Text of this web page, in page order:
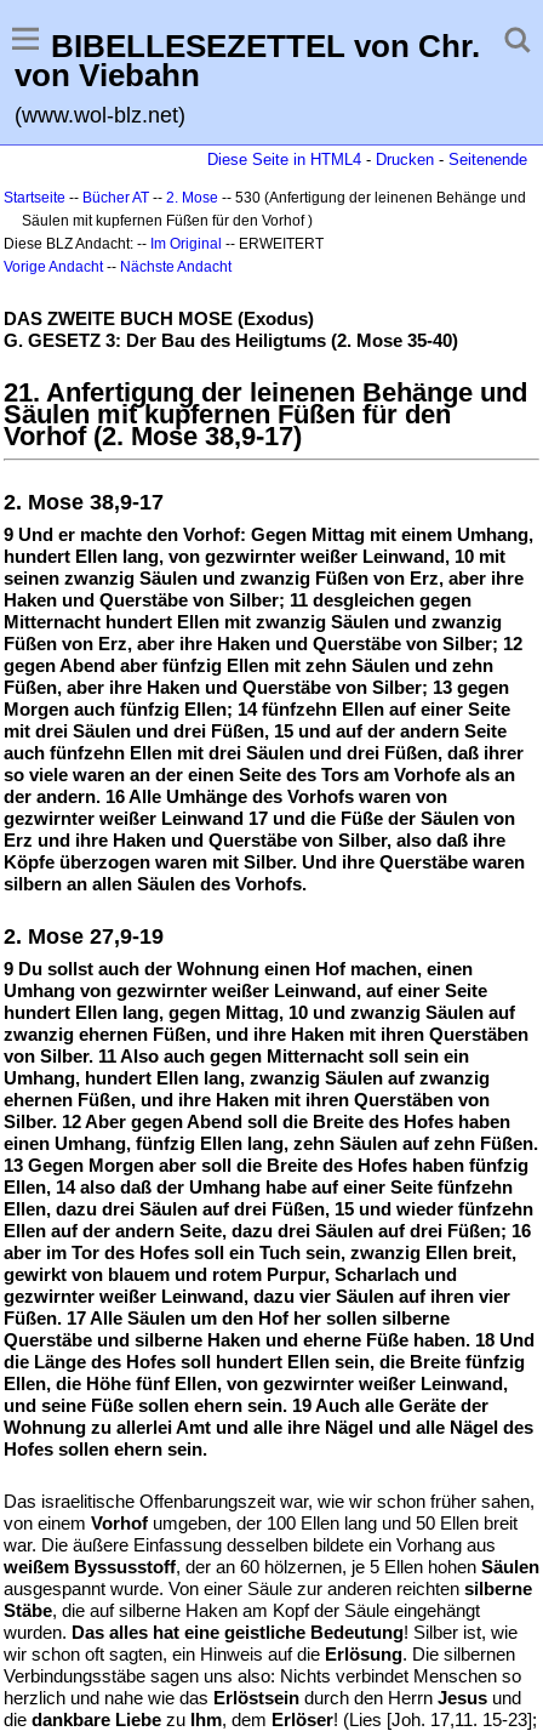
BIBELLESEZETTEL von Chr.
von Viebahn
(www.wol-blz.net)
Diese Seite in HTML4 - Drucken - Seitenende
Startseite -- Bücher AT -- 2. Mose -- 530 (Anfertigung der leinenen Behänge und
Säulen mit kupfernen Füßen für den Vorhof )
Diese BLZ Andacht: -- Im Original -- ERWEITERT
Vorige Andacht-- Nächste Andacht
DAS ZWEITE BUCH MOSE (Exodus)
G. GESETZ 3: Der Bau des Heiligtums (2. Mose 35-40)
21. Anfertigung der leinenen Behänge und
Säulen mit kupfernen Füßen für den
Vorhof (2. Mose 38,9-17)
2. Mose 38,9-17
9 Und er machte den Vorhof: Gegen Mittag mit einem Umhang,
hundert Ellen lang, von gezwirnter weißer Leinwand, 10 mit
seinen zwanzig Säulen und zwanzig Füßen von Erz, aber ihre
Haken und Querstäbe von Silber; 11 desgleichen gegen
Mitternacht hundert Ellen mit zwanzig Säulen und zwanzig
Füßen von Erz, aber ihre Haken und Querstäbe von Silber; 12
gegen Abend aber fünfzig Ellen mit zehn Säulen und zehn
Füßen, aber ihre Haken und Querstäbe von Silber; 13 gegen
Morgen auch fünfzig Ellen; 14 fünfzehn Ellen auf einer Seite
mit drei Säulen und drei Füßen, 15 und auf der andern Seite
auch fünfzehn Ellen mit drei Säulen und drei Füßen, daß ihrer
so viele waren an der einen Seite des Tors am Vorhofe als an
der andern. 16 Alle Umhänge des Vorhofs waren von
gezwirnter weißer Leinwand 17 und die Füße der Säulen von
Erz und ihre Haken und Querstäbe von Silber, also daß ihre
Köpfe überzogen waren mit Silber. Und ihre Querstäbe waren
silbern an allen Säulen des Vorhofs.
2. Mose 27,9-19
9 Du sollst auch der Wohnung einen Hof machen, einen
Umhang von gezwirnter weißer Leinwand, auf einer Seite
hundert Ellen lang, gegen Mittag, 10 und zwanzig Säulen auf
zwanzig ehernen Füßen, und ihre Haken mit ihren Querstäben
von Silber. 11 Also auch gegen Mitternacht soll sein ein
Umhang, hundert Ellen lang, zwanzig Säulen auf zwanzig
ehernen Füßen, und ihre Haken mit ihren Querstäben von
Silber. 12 Aber gegen Abend soll die Breite des Hofes haben
einen Umhang, fünfzig Ellen lang, zehn Säulen auf zehn Füßen.
13 Gegen Morgen aber soll die Breite des Hofes haben fünfzig
Ellen, 14 also daß der Umhang habe auf einer Seite fünfzehn
Ellen, dazu drei Säulen auf drei Füßen, 15 und wieder fünfzehn
Ellen auf der andern Seite, dazu drei Säulen auf drei Füßen; 16
aber im Tor des Hofes soll ein Tuch sein, zwanzig Ellen breit,
gewirkt von blauem und rotem Purpur, Scharlach und
gezwirnter weißer Leinwand, dazu vier Säulen auf ihren vier
Füßen. 17 Alle Säulen um den Hof her sollen silberne
Querstäbe und silberne Haken und eherne Füße haben. 18 Und
die Länge des Hofes soll hundert Ellen sein, die Breite fünfzig
Ellen, die Höhe fünf Ellen, von gezwirnter weißer Leinwand,
und seine Füße sollen ehern sein. 19 Auch alle Geräte der
Wohnung zu allerlei Amt und alle ihre Nägel und alle Nägel des
Hofes sollen ehern sein.
Das israelitische Offenbarungszeit war, wie wir schon früher sahen,
von einem Vorhof umgeben, der 100 Ellen lang und 50 Ellen breit
war. Die äußere Einfassung desselben bildete ein Vorhang aus
weißem Byssusstoff, der an 60 hölzernen, je 5 Ellen hohen Säulen
ausgespannt wurde. Von einer Säule zur anderen reichten silberne
Stäbe, die auf silberne Haken am Kopf der Säule eingehängt
wurden. Das alles hat eine geistliche Bedeutung! Silber ist, wie
wir schon oft sagten, ein Hinweis auf die Erlösung. Die silbernen
Verbindungsstäbe sagen uns also: Nichts verbindet Menschen so
herzlich und nahe wie das Erlöstsein durch den Herrn Jesus und
die dankbare Liebe zu Ihm, dem Erlöser! (Lies [Joh. 17,11. 15-23];